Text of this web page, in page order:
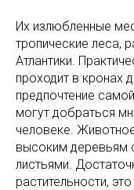
Их излюбленные
тропические леса,
Атлантики.
проходит в кронах
предпочтение
могут добраться
человеке.
высоким деревьям
листьями.
растительности,